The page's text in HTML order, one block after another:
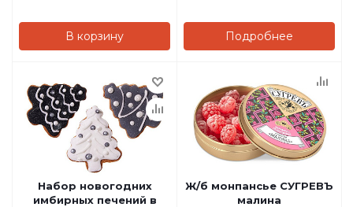
В корзину Подробнее
Набор новогодних
имбирных печений в
Ж/б монпансье СУГРЕВЪ
малина